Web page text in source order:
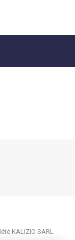
KALIZIO SARL